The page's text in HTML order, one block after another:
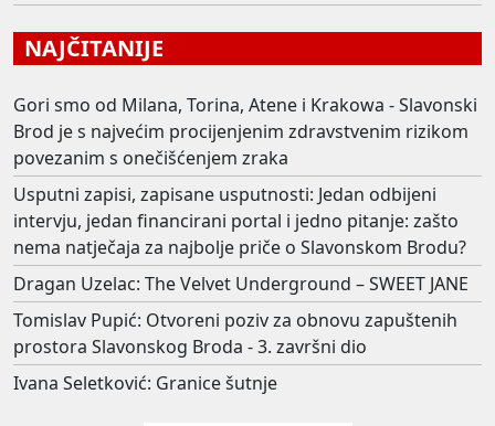
NAJČITANIJE
Gori smo od Milana, Torina, Atene i Krakowa - Slavonski
Brod je s najvećim procijenjenim zdravstvenim rizikom
povezanim s onečišćenjem zraka
Usputni zapisi, zapisane usputnosti: Jedan odbijeni
intervju, jedan financirani portal i jedno pitanje: zašto
nema natječaja za najbolje priče o Slavonskom Brodu?
Dragan Uzelac: The Velvet Underground – SWEET JANE
Tomislav Pupić: Otvoreni poziv za obnovu zapuštenih
prostora Slavonskog Broda - 3. završni dio
Ivana Seletković: Granice šutnje